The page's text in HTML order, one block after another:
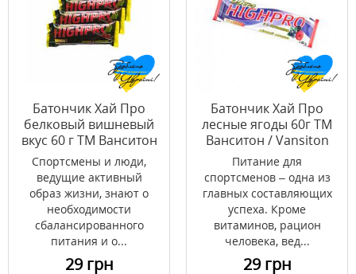
Батончик Хай Про
белковый вишневый
вкус 60 г ТМ Ванситон
/ Vansiton
Спортсмены и люди,
ведущие активный
образ жизни, знают о
необходимости
сбалансированного
питания и о...
29 грн
Батончик Хай Про
лесные ягоды 60г ТМ
Ванситон / Vansiton
Питание для
спортсменов – одна из
главных составляющих
успеха. Кроме
витаминов, рацион
человека, вед...
29 грн